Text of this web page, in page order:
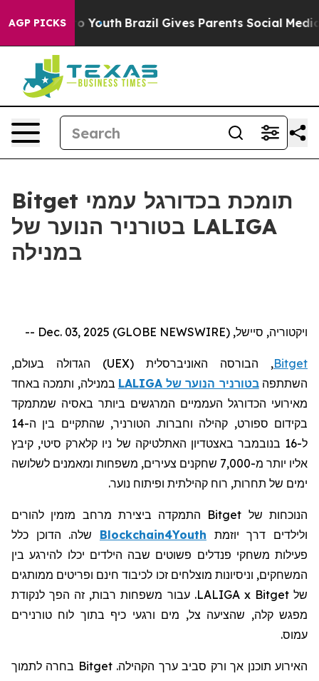
AGP PICKS
Harms to Youth Brazil Gives Parents Social Media
Bitget תומכת בכדורגל עממי
בטורניר הנוער של LALIGA
במנילה
ויקטוריה, סיישל, Dec. 03, 2025 (GLOBE NEWSWIRE) --
Bitget, הבורסה האוניברסלית (UEX) הגדולה בעולם,
השתתפהבטורניר הנוער שלLALIGA במנילה, ותמכה באחד
מאירועי הכדורגל העממיים המרגשים ביותר באסיה שמתמקד
בקידום ספורט, קהילה וחברות. הטורניר, שהתקיים בין ה-14
ל-16 בנובמבר באצטדיון האתלטיקה של ניו קלארק סיטי, קיבץ
אליו יותר מ-7,000 שחקנים צעירים, משפחות ומאמנים לשלושה
ימים של תחרות, רוח קהילתית ופיתוח נוער.
הנוכחות של Bitget התמקדה ביצירת מרחב מזמין להורים
ולילדים דרך יוזמת Blockchain4Youth שלה. הדוכן כלל
פעילות משחקי פנדלים פשוטים שבה הילדים יכלו להירגע בין
המשחקים, וניסיונות מוצלחים זכו לכיבוד חינם ופריטים ממותגים
של LALIGA x Bitget. עבור משפחות רבות, זה הפך לנקודת
מפגש קלה, שהציעה צל, מים ורגעי כיף בתוך לוח טורנירים
עמוס.
האירוע תוכנן אך ורק סביב ערך הקהילה. Bitget בחרה לתמוך